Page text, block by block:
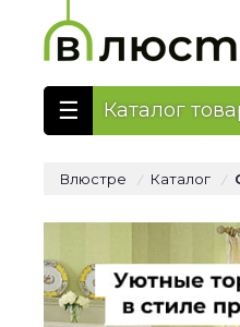
Каталог
Влюстре / Каталог /